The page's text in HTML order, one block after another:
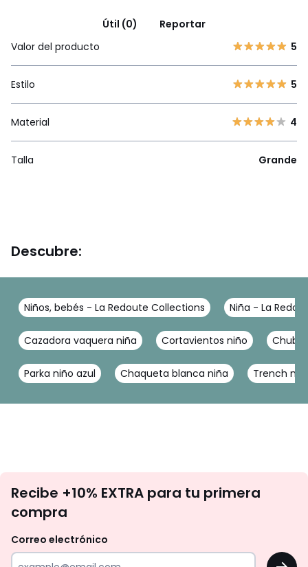
Útil (0)
Reportar
Valor del producto
5
Estilo 5
Material 4
Talla Grande
Descubre:
Niños, bebés - La Redoute Collections Niña - La
Cazadora vaquera niña Cortavientos niño
Parka niño azul Chaqueta blanca niña Trench
te
tu
Recibe +10% EXTRA para tu primera
compra
Correo electrónico
OK